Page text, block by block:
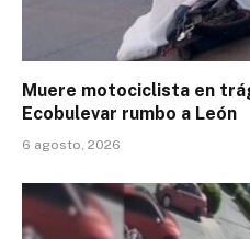
Muere motociclista en
Ecobulevar rumbo a León
6 agosto, 2026